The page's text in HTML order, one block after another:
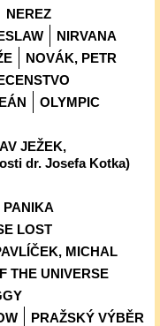
NEREZ
NIRVANA
NOVÁK, PETR
OLYMPIC
JEŽEK,
dr. Josefa Kotka)
PANIKA
LOST
MICHAL
THE UNIVERSE
PRAŽSKÝ VÝBĚR